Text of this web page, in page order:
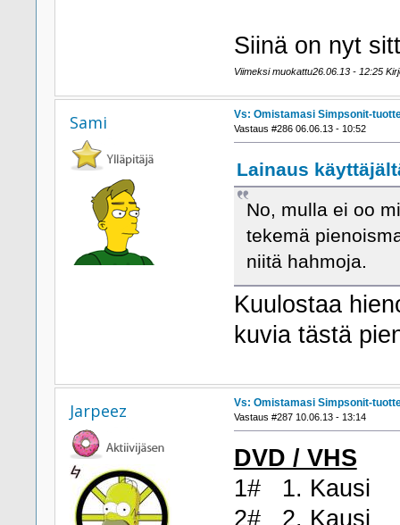
Siinä on nyt
Viimeksi muokattu26.06.13 - 12:25
Sami Vs: Omistamasi Simpsonit-
Vastaus #286 06.06.13 - 10:52
Lainaus
No, mulla ei oo
tekemä
niitä hahmoja.
Kuulostaa
kuvia tästä
Jarpeez Vs: Omistamasi Simpsonit-
Vastaus #287 10.06.13 - 13:14
DVD / VHS
1# 1. Kausi
2# 2. Kausi